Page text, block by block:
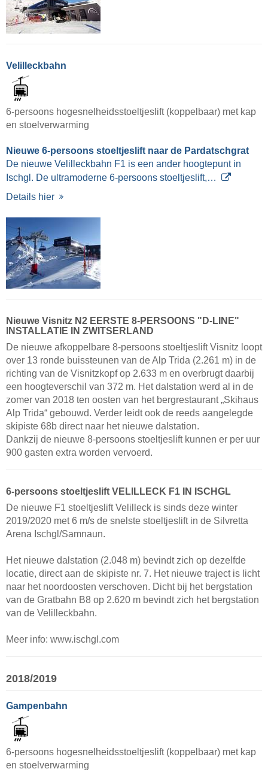
Velilleckbahn
6-persoons hogesnelheidsstoeltjeslift (koppelbaar) met kap
en stoelverwarming
Nieuwe 6-persoons stoeltjeslift naar de Pardatschgrat
De nieuwe Velilleckbahn F1 is een ander hoogtepunt in
Ischgl. De ultramoderne 6-persoons stoeltjeslift,…
Details hier
Nieuwe Visnitz N2 EERSTE 8-PERSOONS "D-LINE"
INSTALLATIE IN ZWITSERLAND
De nieuwe afkoppelbare 8-persoons stoeltjeslift Visnitz loopt
over 13 ronde buissteunen van de Alp Trida (2.261 m) in de
richting van de Visnitzkopf op 2.633 m en overbrugt daarbij
een hoogteverschil van 372 m. Het dalstation werd al in de
zomer van 2018 ten oosten van het bergrestaurant „Skihaus
Alp Trida“ gebouwd. Verder leidt ook de reeds aangelegde
skipiste 68b direct naar het nieuwe dalstation.
Dankzij de nieuwe 8-persoons stoeltjeslift kunnen er per uur
900 gasten extra worden vervoerd.
6-persoons stoeltjeslift VELILLECK F1 IN ISCHGL
De nieuwe F1 stoeltjeslift Velilleck is sinds deze winter
2019/2020 met 6 m/s de snelste stoeltjeslift in de Silvretta
Arena Ischgl/Samnaun.
Het nieuwe dalstation (2.048 m) bevindt zich op dezelfde
locatie, direct aan de skipiste nr. 7. Het nieuwe traject is licht
naar het noordoosten verschoven. Dicht bij het bergstation
van de Gratbahn B8 op 2.620 m bevindt zich het bergstation
van de Velilleckbahn.
Meer info: www.ischgl.com
2018/2019
Gampenbahn
6-persoons hogesnelheidsstoeltjeslift (koppelbaar) met kap
en stoelverwarming